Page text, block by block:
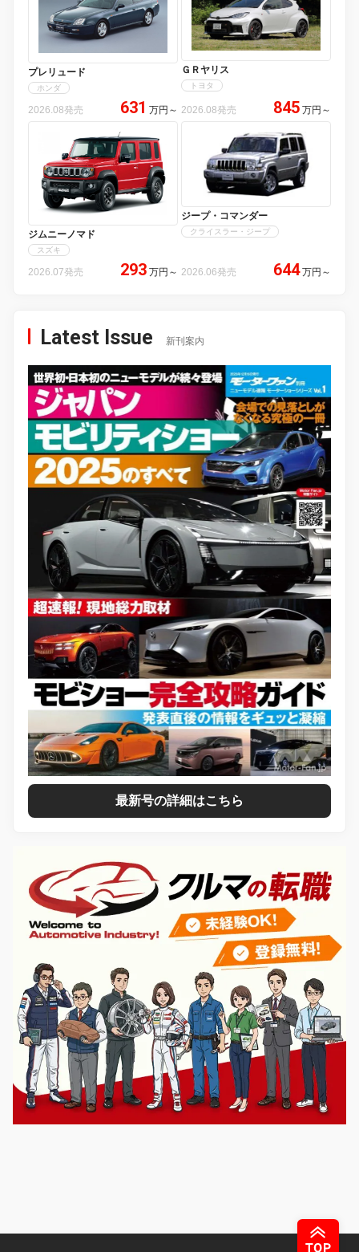
プレリュード
ホンダ
2026.08発売 631 万円 ～
ＧＲヤリス
トヨタ
2026.08発売 845 万円 ～
ジムニーノマド
スズキ
2026.07発売 293 万円 ～
ジープ・コマンダー
クライスラー・ジープ
2026.06発売 644万円 ～
Latest Issue 新刊案内
最新号の詳細はこちら